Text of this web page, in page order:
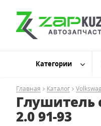
Категории
Главная Каталог
Глушитель
2.0 91-93